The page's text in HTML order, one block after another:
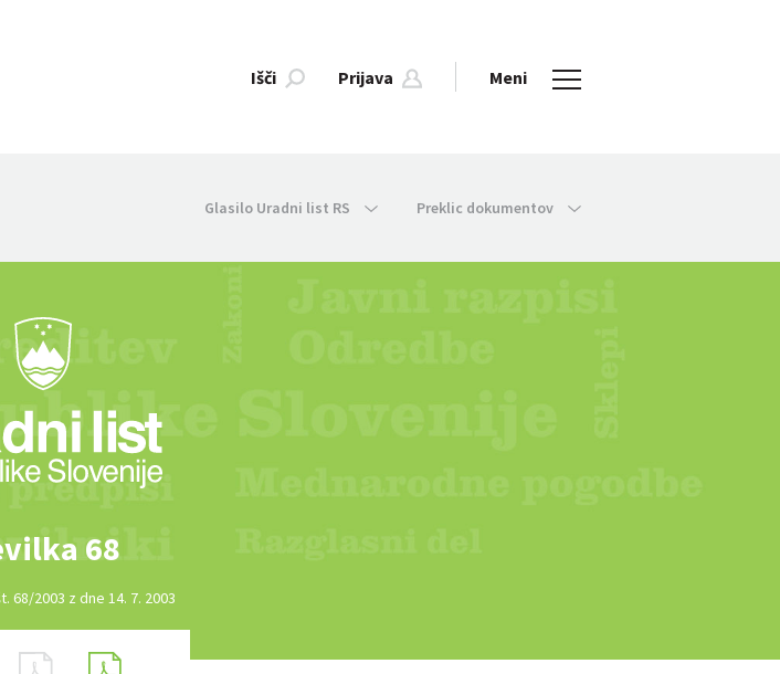
Išči Prijava Meni
Glasilo Uradni list RS Preklic dokumentov
68
68/2003 z dne 14. 7. 2003